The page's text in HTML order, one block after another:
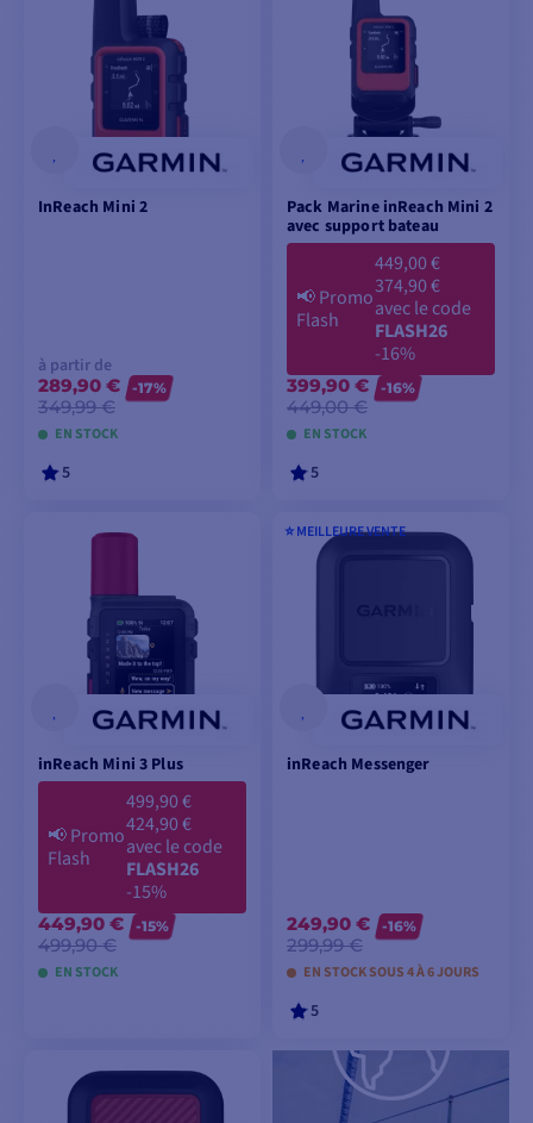
InReach Mini 2
à partir de
289,90 €
349,99 €
-17%
EN STOCK
5
VOIR LES MODÈLES
Pack Marine inReach Mini 2
avec support bateau
📢Promo
Flash
449,00 €
374,90 €
avec le code
FLASH26
-16%
399,90 €
449,00 €
-16%
EN STOCK
5
AJOUTER AU
inReach Mini 3 Plus
📢Promo
Flash
499,90 €
424,90 €
avec le code
FLASH26
-15%
449,90 €
499,90 €
-15%
EN STOCK
AJOUTER AU
PANIER
⭐️ MEILLEURE VENTE
inReach Messenger
249,90 €
299,99 €
-16%
EN STOCK SOUS 4 À 6 JOURS
5
AJOUTER AU
PANIER